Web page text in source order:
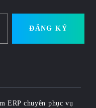
ĐĂNG KÝ
ERP chuyên phục vụ